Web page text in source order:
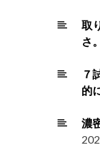
取
さ。
７
的
濃